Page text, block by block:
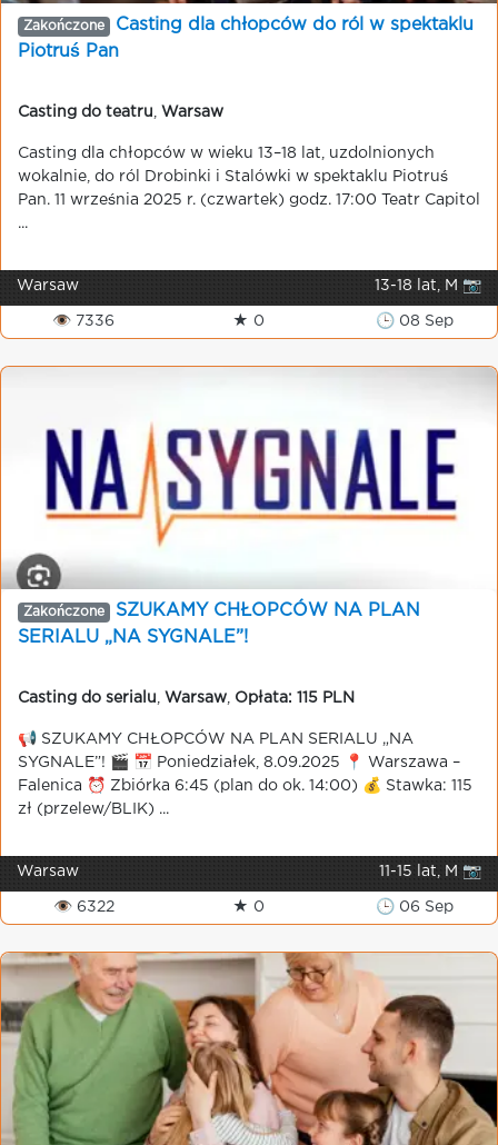
Zakończone
Casting dla chłopców do ról w spektaklu
Piotruś Pan
Casting do teatru Warsaw
Casting dla chłopców w wieku 13–18 lat, uzdolnionych
wokalnie, do ról Drobinki i Stalówki w spektaklu Piotruś
Pan. 11 września 2025 r. (czwartek) godz. 17:00 Teatr Capitol
...
Warsaw 13-18 lat, M 📷
👁 7336 ★ 0 🕒 08 Sep
Zakończone
SZUKAMY CHŁOPCÓW NA PLAN
SERIALU „NA SYGNALE”!
Casting do serialu Warsaw Opłata: 115 PLN
📢 SZUKAMY CHŁOPCÓW NA PLAN SERIALU „NA
SYGNALE”! 🎬 📅 Poniedziałek, 8.09.2025 📍 Warszawa –
Falenica ⏰ Zbiórka 6:45 (plan do ok. 14:00) 💰 Stawka: 115
zł (przelew/BLIK) ...
Warsaw 11-15 lat, M 📷
👁 6322 ★ 0 🕒 06 Sep